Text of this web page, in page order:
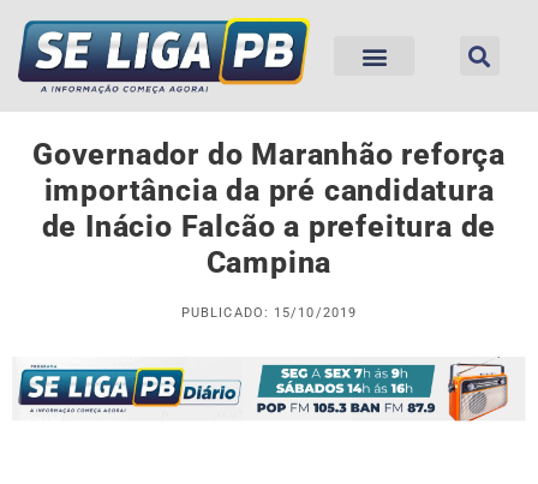
Governador do Maranhão reforça
importância da pré candidatura
de Inácio Falcão a prefeitura de
Campina
PUBLICADO: 15/10/2019